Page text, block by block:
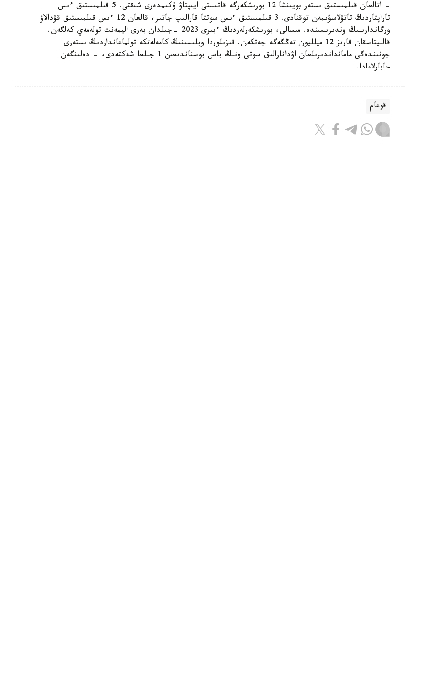
- اتالعان قىلمىستىق ىستەر بويىنشا 12 بورىشكەرگە قاتىستى ايىپتاۋ ۇكىمدەرى شىقتى. 5 قىلمىستىق ءىس
تاراپتاردىڭ تاتۋلاسۋىمەن توقتادى. 3 قىلمىستىق ءىس سوتتا قارالىپ جاتىر، قالعان 12 ءىس قىلمىستىق قۋدالاۋ
ورگاندارىنىڭ وندىرىسىندە. مىسالى، بورىشكەرلەردىڭ ءبىرى 2023 -جىلدان بەرى اليمەنت تولەمەي كەلگەن.
قالىپتاسقان قارىز 12 ميلليون تەڭگەگە جەتكەن. قىزىلوردا وبلىسىنىڭ كامەلەتكە تولماعانداردىڭ ىستەرى
جونىندەگى مامانداندىرىلعان اۋدانارالىق سوتى ونىڭ باس بوستاندىعىن 1 جىلعا شەكتەدى، - دەلىنگەن
حابارلامادا.
قوعام